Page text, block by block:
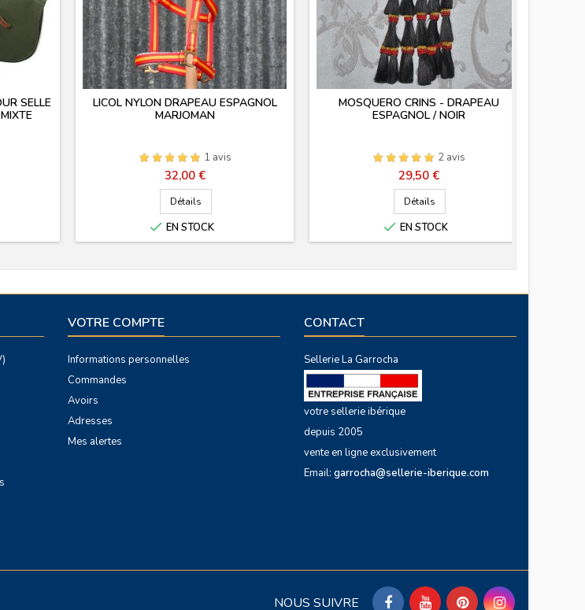
SELLE
LICOL NYLON DRAPEAU ESPAGNOL
MARJOMAN
1 avis
Prix
32,00 €
Détails
 EN STOCK
MOSQUERO CRINS - DRAPEAU
ESPAGNOL / NOIR
2 avis
Prix
29,50 €
Détails
 EN STOCK
VOTRE COMPTE
Informations personnelles
Commandes
Avoirs
Adresses
Mes alertes
CONTACT
Sellerie La Garrocha
votre sellerie ibérique
depuis 2005
vente en ligne exclusivement
Email: garrocha@sellerie-iberique.com
NOUS SUIVRE